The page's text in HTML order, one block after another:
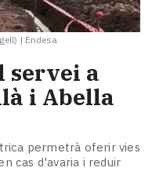
| Endesa
servei a
i Abella
permetrà oferir vies
cas d'avaria i reduir